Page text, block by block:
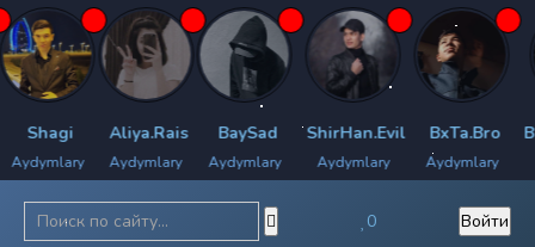
Shagi Aliya.Rais
Aydymlary
BaySad
Aydymlary
ShirHan.Evil
Aydymlary
BxTa.Bro
Aydymlary
0
Войти